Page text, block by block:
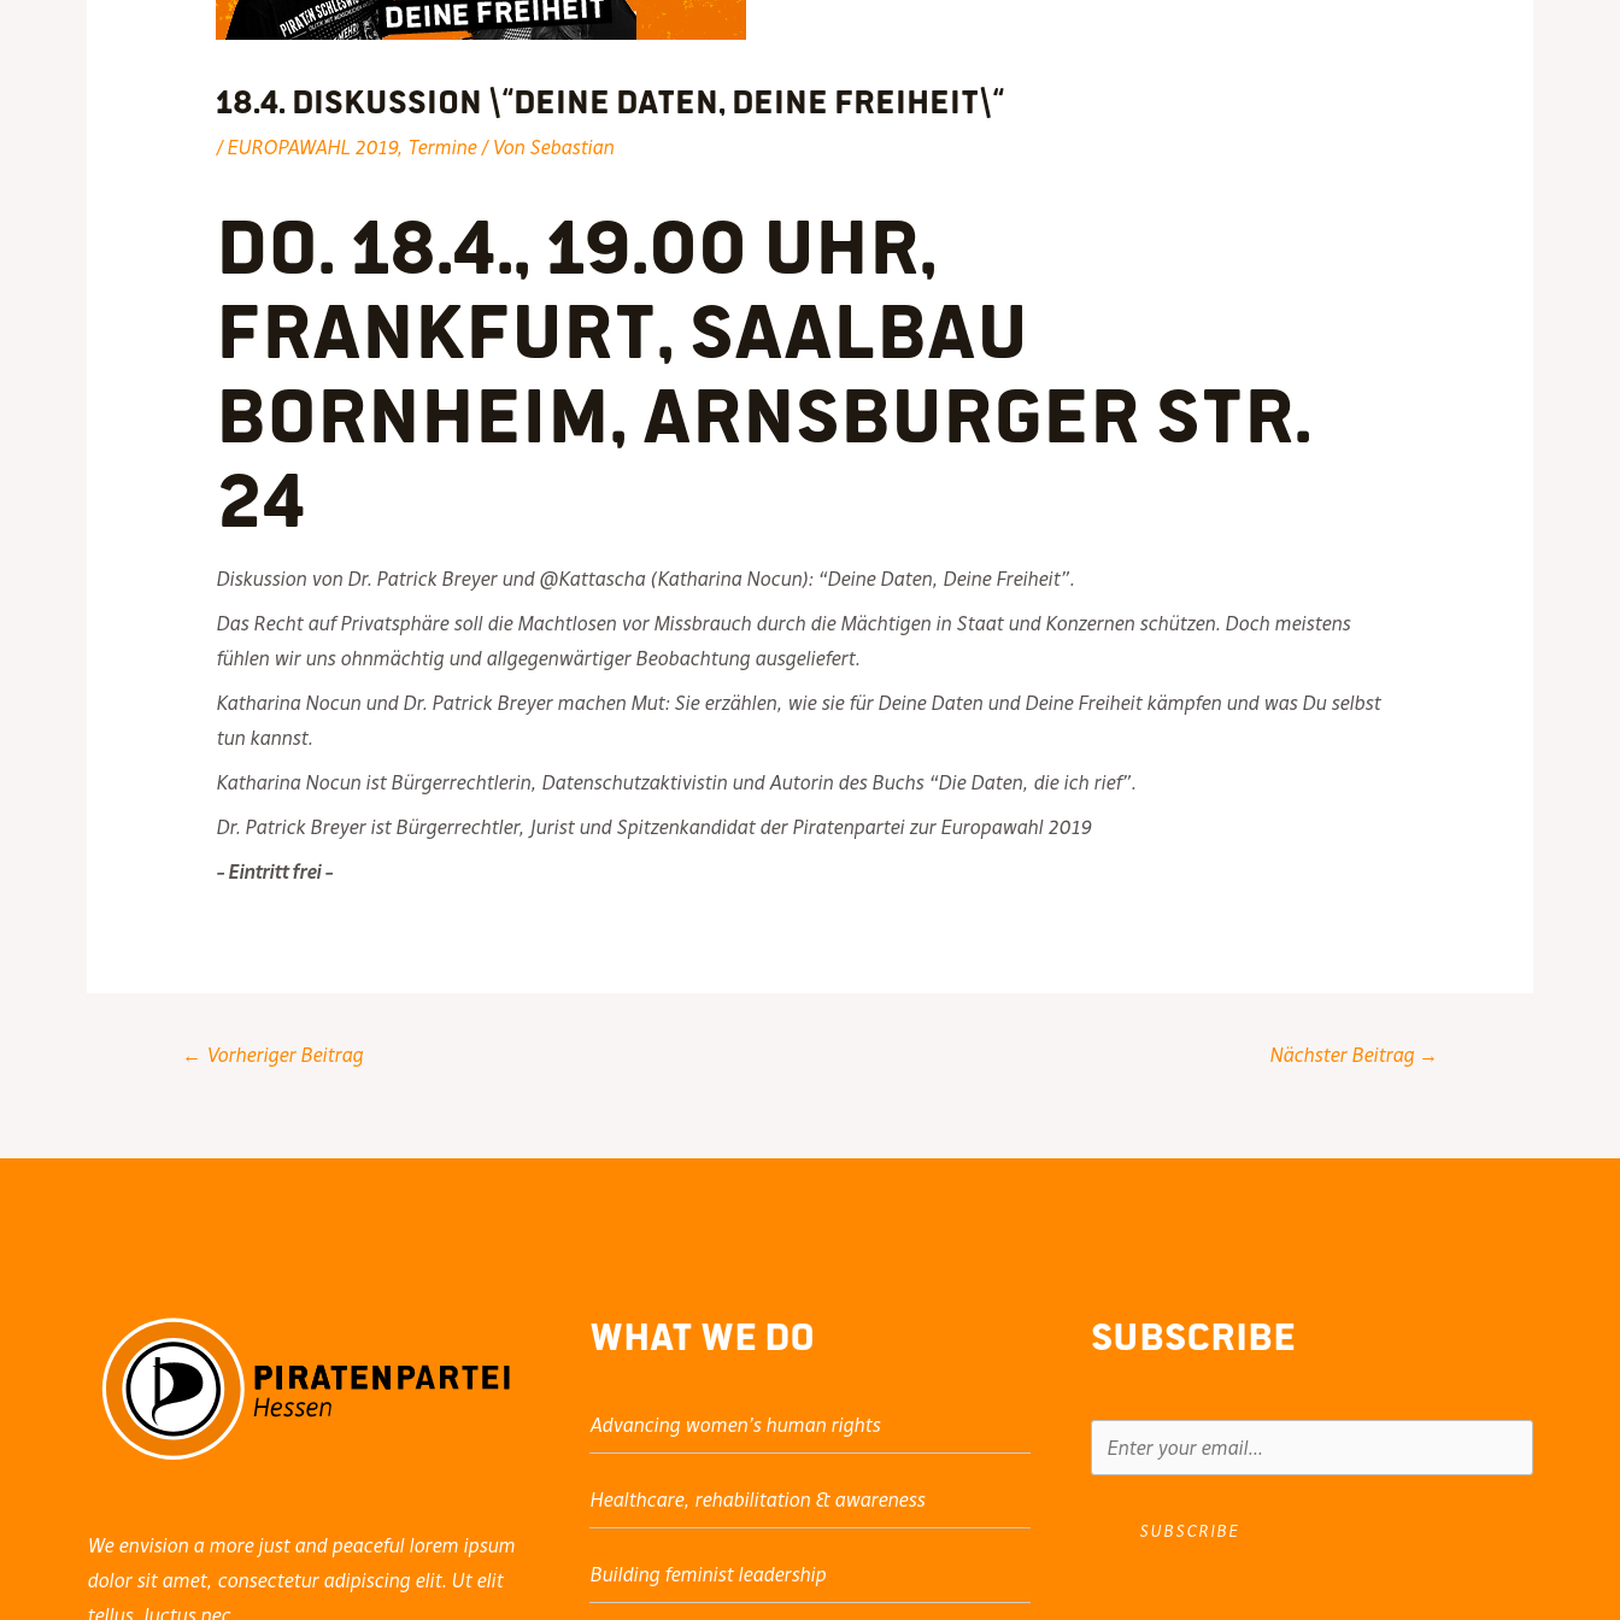
18.4. Diskussion \“Deine Daten, Deine Freiheit\“
/EUROPAWAHL 2019, Termine/ Von Sebastian
Do. 18.4., 19.00 Uhr,
Frankfurt, Saalbau
Bornheim, Arnsburger Str.
24
Diskussion von Dr. Patrick Breyer und @Kattascha (Katharina Nocun): “Deine Daten, Deine Freiheit”.
Das Recht auf Privatsphäre soll die Machtlosen vor Missbrauch durch die Mächtigen in Staat und Konzernen schützen. Doch meistens
fühlen wir uns ohnmächtig und allgegenwärtiger Beobachtung ausgeliefert.
Katharina Nocun und Dr. Patrick Breyer machen Mut: Sie erzählen, wie sie für Deine Daten und Deine Freiheit kämpfen und was Du selbst
tun kannst.
Katharina Nocun ist Bürgerrechtlerin, Datenschutzaktivistin und Autorin des Buchs “Die Daten, die ich rief”.
Dr. Patrick Breyer ist Bürgerrechtler, Jurist und Spitzenkandidat der Piratenpartei zur Europawahl 2019
– Eintritt frei –
← Vorheriger Beitrag Nächster Beitrag →
We envision a more just and peaceful lorem ipsum
dolor sit amet, consectetur adipiscing elit. Ut elit
What We Do
Advancing women’s human rights
Healthcare, rehabilitation & awareness
Building feminist leadership
Subscribe
SUBSCRIBE